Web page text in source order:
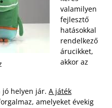
valamilyen
fejlesztő
hatásokkal
rendelkező
árucikket,
akkor az
jó helyen jár. A játék
amelyeket évekig